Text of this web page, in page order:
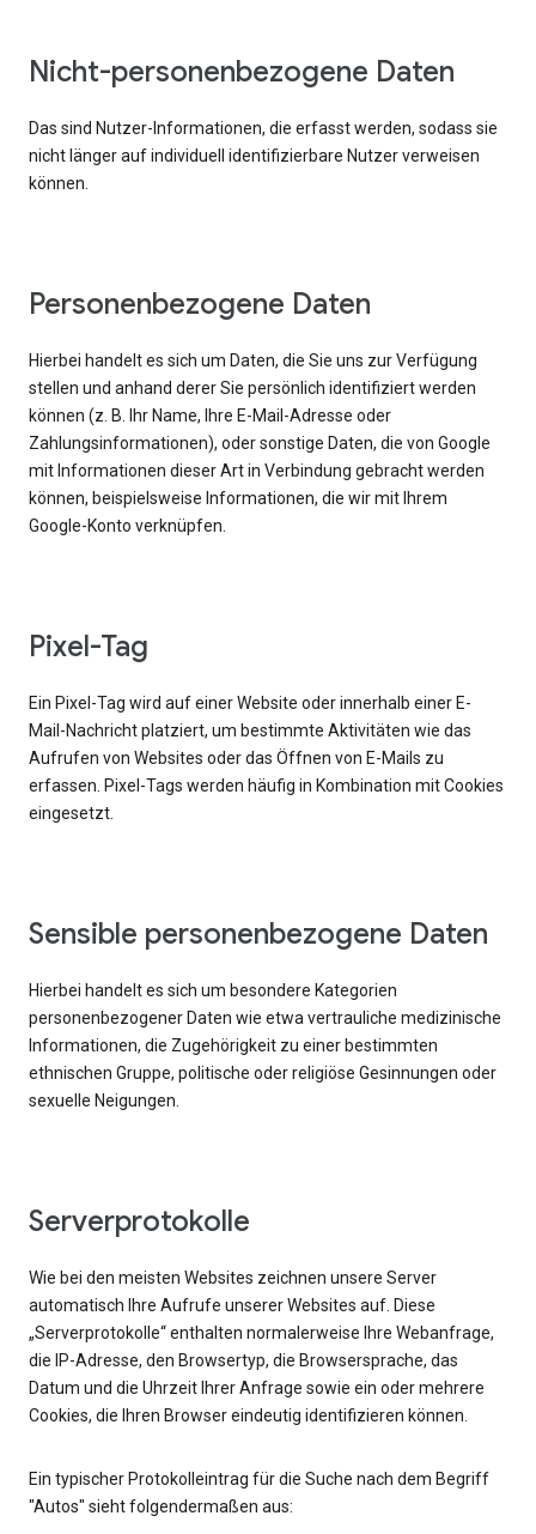
Nicht-personenbezogene Daten
Das sind Nutzer-Informationen, die erfasst werden, sodass sie
nicht länger auf individuell identifizierbare Nutzer verweisen
können.
Personenbezogene Daten
Hierbei handelt es sich um Daten, die Sie uns zur Verfügung
stellen und anhand derer Sie persönlich identifiziert werden
können (z. B. Ihr Name, Ihre E-Mail-Adresse oder
Zahlungsinformationen), oder sonstige Daten, die von Google
mit Informationen dieser Art in Verbindung gebracht werden
können, beispielsweise Informationen, die wir mit Ihrem
Google-Konto verknüpfen.
Pixel-Tag
Ein Pixel-Tag wird auf einer Website oder innerhalb einer E-
Mail-Nachricht platziert, um bestimmte Aktivitäten wie das
Aufrufen von Websites oder das Öffnen von E-Mails zu
erfassen. Pixel-Tags werden häufig in Kombination mit Cookies
eingesetzt.
Sensible personenbezogene Daten
Hierbei handelt es sich um besondere Kategorien
personenbezogener Daten wie etwa vertrauliche medizinische
Informationen, die Zugehörigkeit zu einer bestimmten
ethnischen Gruppe, politische oder religiöse Gesinnungen oder
sexuelle Neigungen.
Serverprotokolle
Wie bei den meisten Websites zeichnen unsere Server
automatisch Ihre Aufrufe unserer Websites auf. Diese
„Serverprotokolle“ enthalten normalerweise Ihre Webanfrage,
die IP-Adresse, den Browsertyp, die Browsersprache, das
Datum und die Uhrzeit Ihrer Anfrage sowie ein oder mehrere
Cookies, die Ihren Browser eindeutig identifizieren können.
Ein typischer Protokolleintrag für die Suche nach dem Begriff
"Autos" sieht folgendermaßen aus: